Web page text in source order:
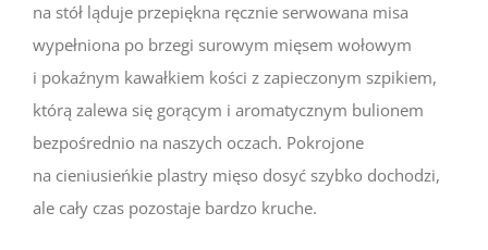
na stół ląduje przepiękna ręcznie serwowana misa
wypełniona po brzegi surowym mięsem wołowym
i pokaźnym kawałkiem kości z zapieczonym szpikiem,
którą zalewa się gorącym i aromatycznym bulionem
bezpośrednio na naszych oczach. Pokrojone
na cieniusieńkie plastry mięso dosyć szybko dochodzi,
ale cały czas pozostaje bardzo kruche.